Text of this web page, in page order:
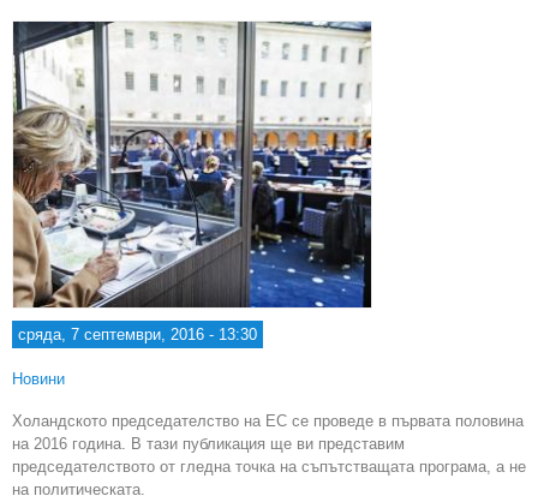
сряда, 7 септември, 2016 - 13:30
Новини
Холандското председателство на ЕС се проведе в първата половина
на 2016 година. В тази публикация ще ви представим
председателството от гледна точка на съпътстващата програма, а не
на политическата.